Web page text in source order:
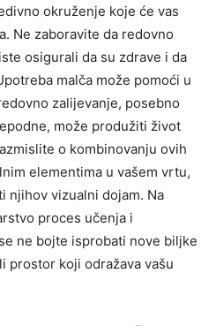
okruženje koje će vas
Ne zaboravite da redovno
osigurali da su zdrave i da
malča može pomoći u
zalijevanje, posebno
može produžiti život
o kombinovanju ovih
elementima u vašem vrtu,
njihov vizualni dojam. Na
proces učenja i
ne bojte isprobati nove biljke
prostor koji odražava vašu